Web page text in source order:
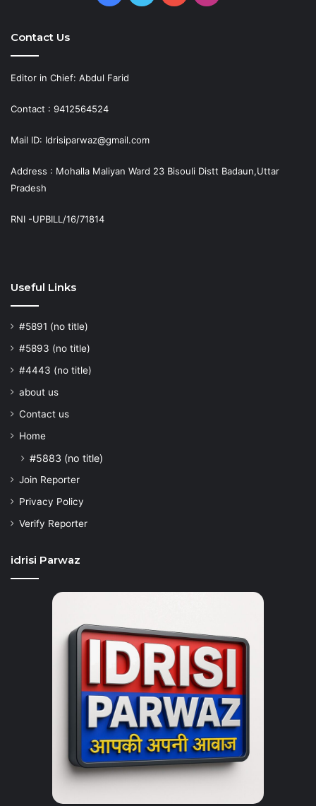
Contact Us
Editor in Chief: Abdul Farid
Contact : 9412564524
Mail ID: Idrisiparwaz@gmail.com
Address : Mohalla Maliyan Ward 23 Bisouli Distt Badaun,Uttar
Pradesh
RNI -UPBILL/16/71814
Useful Links
#5891 (no title)
#5893 (no title)
#4443 (no title)
about us
Contact us
Home
#5883 (no title)
Join Reporter
Privacy Policy
Verify Reporter
idrisi Parwaz